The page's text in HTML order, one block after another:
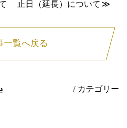
止日（延長）について
一覧へ戻る
/ カテゴリー